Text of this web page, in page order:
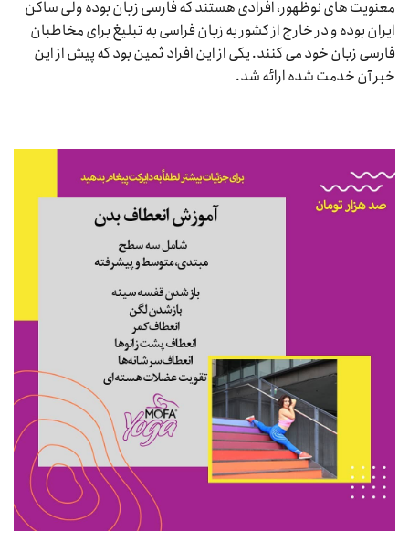
معنویت های نوظهور، افرادی هستند که فارسی زبان بوده ولی ساکن
ایران بوده و در خارج از کشور به زبان فراسی به تبلیغ برای مخاطبان
فارسی زبان خود می کنند. یکی از این افراد ثمین بود که پیش از این
خبر آن خدمت شده ارائه شد.